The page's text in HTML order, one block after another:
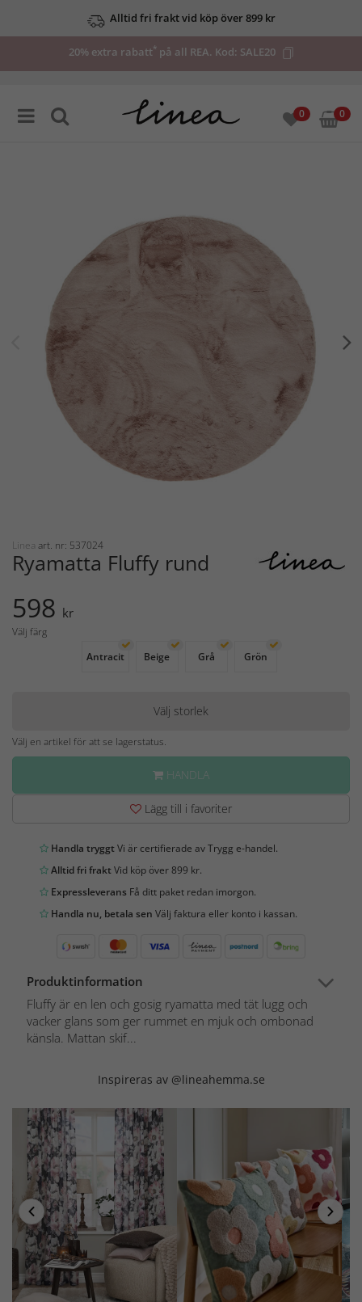
Alltid fri frakt vid köp över 899 kr
20% extra rabatt*på all REA. Kod: SALE20
0 0
Linea art. nr: 537024
Ryamatta Fluffy rund
598 kr
Välj färg
Antracit
Beige Grå Grön
Välj storlek
Välj en artikel för att se lagerstatus.
HANDLA
Lägg till i favoriter
Handla tryggtVi är certifierade av Trygg e-handel.
Alltid fri fraktVid köp över 899 kr.
Expressleverans Få ditt paket redan imorgon.
Handla nu, betala sen Välj faktura eller konto i kassan.
Produktinformation
Fluffy är en len och gosig ryamatta med tät lugg och
vacker glans som ger rummet en mjuk och ombonad
känsla. Mattan skif...
Inspireras av @lineahemma.se